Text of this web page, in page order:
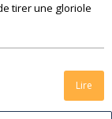
tirer une gloriole
Lire